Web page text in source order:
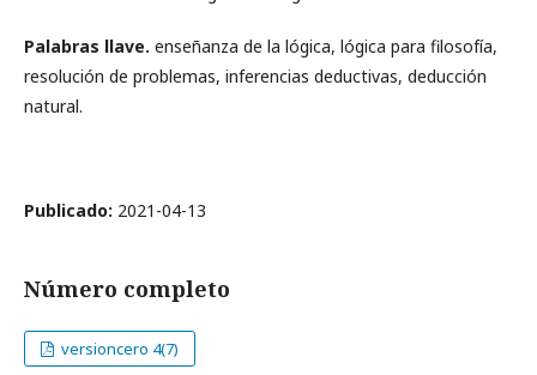
Palabras llave. enseñanza de la lógica, lógica para filosofía,
resolución de problemas, inferencias deductivas, deducción
natural.
Publicado: 2021-04-13
Número completo
versioncero 4(7)